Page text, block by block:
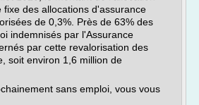
fixe des allocations d'assurance
de 0,3%. Près de 63% des
indemnisés par l'Assurance
par cette revalorisation des
soit environ 1,6 million de
sans emploi, vous vous